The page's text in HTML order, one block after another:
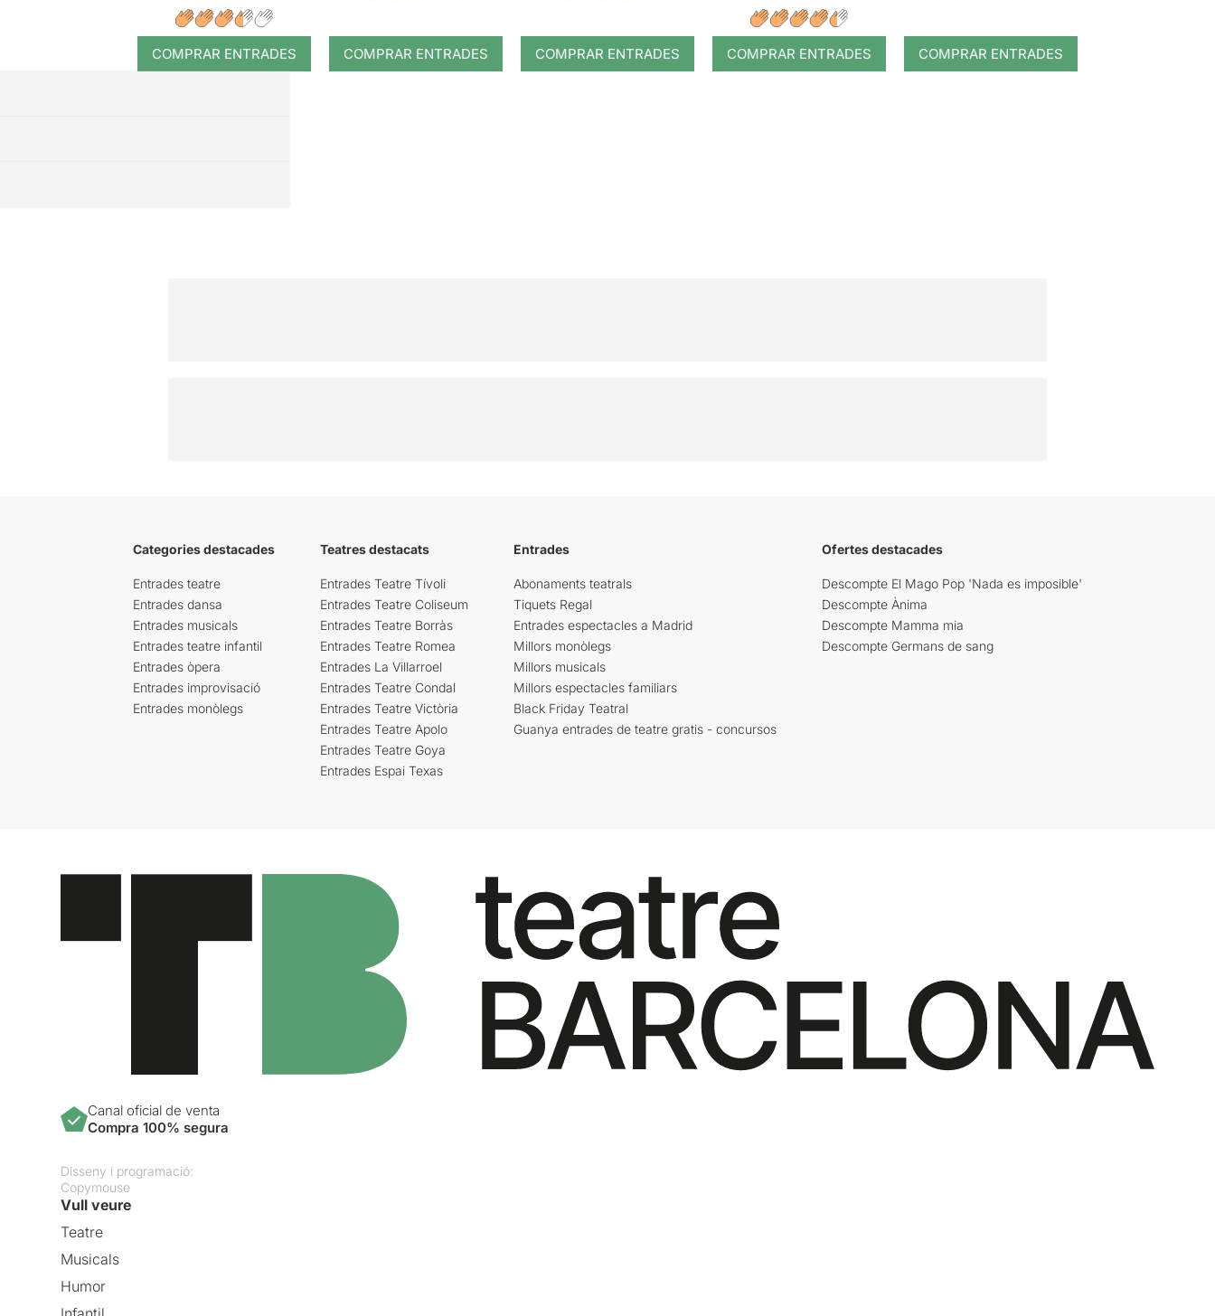
COMPRAR ENTRADES COMPRAR ENTRADES COMPRAR ENTRADES COMPRAR ENTRADES COMPRAR ENTRADES
Categories destacades
Entrades teatre
Entrades dansa
Entrades musicals
Entrades teatre infantil
Entrades òpera
Entrades improvisació
Entrades monòlegs
Teatres destacats
Entrades Teatre Tívoli
Entrades Teatre Coliseum
Entrades Teatre Borràs
Entrades Teatre Romea
Entrades La Villarroel
Entrades Teatre Condal
Entrades Teatre Victòria
Entrades Teatre Apolo
Entrades Teatre Goya
Entrades Espai Texas
Entrades
Abonaments teatrals
Tiquets Regal
Entrades espectacles a Madrid
Millors monòlegs
Millors musicals
Millors espectacles familiars
Black Friday Teatral
Guanya entrades de teatre gratis - concursos
Ofertes destacades
Descompte El Mago Pop 'Nada es imposible'
Descompte Ànima
Descompte Mamma mia
Descompte Germans de sang
Canal oficial de venta
Compra 100% segura
Disseny i programació:
Copymouse
Vull veure
Teatre
Musicals
Humor